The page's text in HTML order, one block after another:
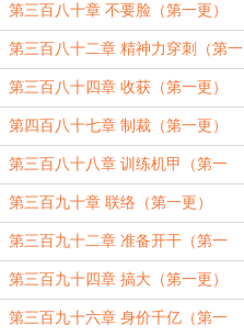
更）
第三百八十章 不要脸（第一更）
第三百八十二章 精神力穿刺（第一
更）
第三百八十四章 收获（第一更）
第四百八十七章 制裁（第一更）
第三百八十八章 训练机甲（第一
更）
第三百九十章 联络（第一更）
第三百九十二章 准备开干（第一
更）
第三百九十四章 搞大（第一更）
第三百九十六章 身价千亿（第一